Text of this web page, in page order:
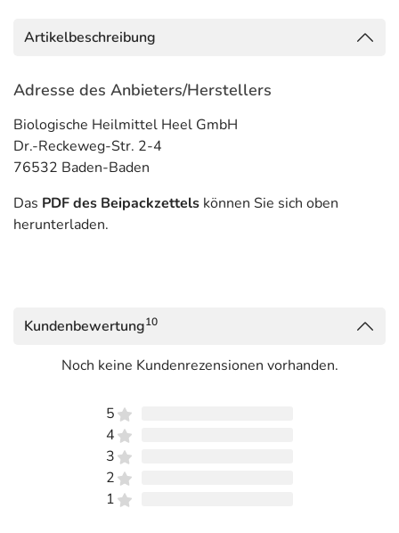
Artikelbeschreibung
Adresse des Anbieters/Herstellers
Biologische Heilmittel Heel GmbH
Dr.-Reckeweg-Str. 2-4
76532 Baden-Baden
Das PDF des Beipackzettels können Sie sich oben
herunterladen.
Kundenbewertung10
Noch keine Kundenrezensionen vorhanden.
5
4
3
2
1